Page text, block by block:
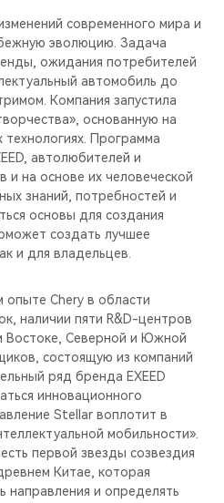
современного мира и
эволюцию. Задача
ожидания потребителей
автомобиль до
Компания запустила
основанную на
технологиях. Программа
автолюбителей и
на основе их человеческой
знаний, потребностей и
основы для создания
создать лучшее
и для владельцев.
опыте Chery в области
наличии пяти R&D-центров
Востоке, Северной и Южной
состоящую из компаний
ряд бренда EXEED
инновационного
Stellar воплотит в
мобильности».
первой звезды созвездия
Китае, которая
направления и определять